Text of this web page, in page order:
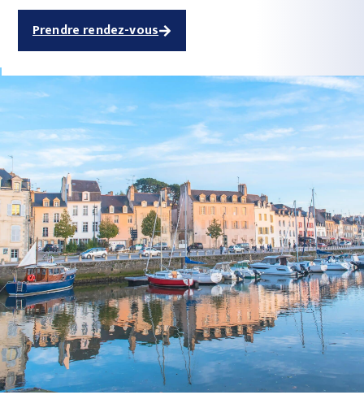
Prendre rendez-vous